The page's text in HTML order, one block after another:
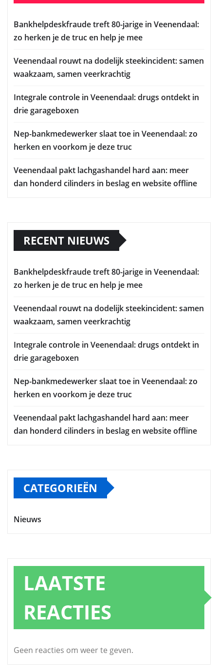
Bankhelpdeskfraude treft 80-jarige in Veenendaal:
zo herken je de truc en help je mee
Veenendaal rouwt na dodelijk steekincident: samen
waakzaam, samen veerkrachtig
Integrale controle in Veenendaal: drugs ontdekt in
drie garageboxen
Nep-bankmedewerker slaat toe in Veenendaal: zo
herken en voorkom je deze truc
Veenendaal pakt lachgashandel hard aan: meer
dan honderd cilinders in beslag en website offline
RECENT NIEUWS
Bankhelpdeskfraude treft 80-jarige in Veenendaal:
zo herken je de truc en help je mee
Veenendaal rouwt na dodelijk steekincident: samen
waakzaam, samen veerkrachtig
Integrale controle in Veenendaal: drugs ontdekt in
drie garageboxen
Nep-bankmedewerker slaat toe in Veenendaal: zo
herken en voorkom je deze truc
Veenendaal pakt lachgashandel hard aan: meer
dan honderd cilinders in beslag en website offline
CATEGORIEËN
Nieuws
LAATSTE
REACTIES
Geen reacties om weer te geven.